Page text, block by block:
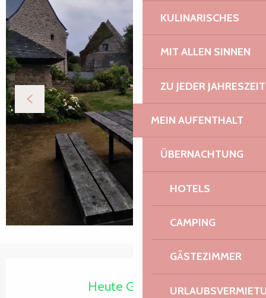
KULINARISCHES
MIT ALLEN SINNEN
ZU JEDER JAHRESZEIT
MEIN AUFENTHALT
ÜBERNACHTUNG
HOTELS
CAMPING
GÄSTEZIMMER
Heute Geöffnet